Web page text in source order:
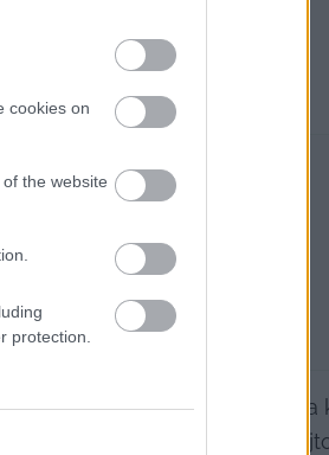
cookies on
the website
protection.
kellett lennünk, igyekeztem a
egy transzjogi aktivista